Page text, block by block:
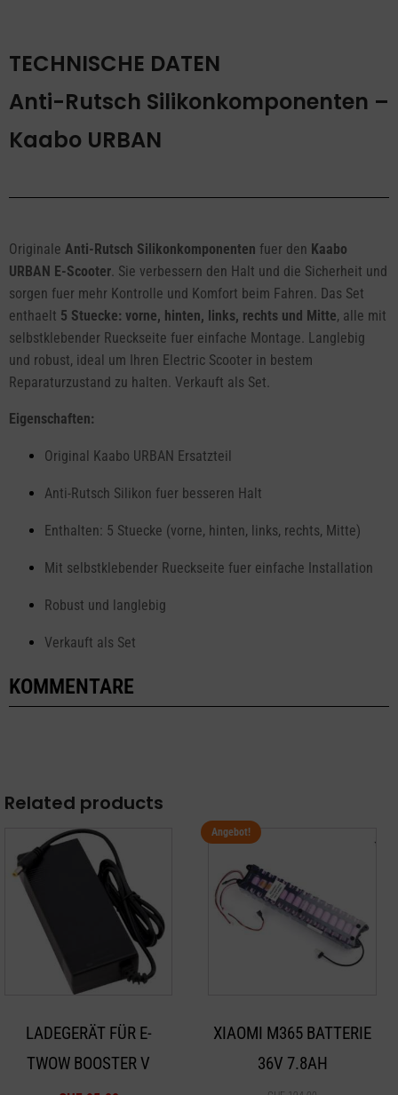
TECHNISCHE DATEN
Anti-Rutsch Silikonkomponenten –
Kaabo URBAN
Originale Anti-Rutsch Silikonkomponenten fuer den Kaabo
URBAN E-Scooter . Sie verbessern den Halt und die Sicherheit und
sorgen fuer mehr Kontrolle und Komfort beim Fahren. Das Set
enthaelt 5 Stuecke: vorne, hinten, links, rechts und Mitte, alle mit
selbstklebender Rueckseite fuer einfache Montage. Langlebig
und robust, ideal um Ihren Electric Scooter in bestem
Reparaturzustand zu halten. Verkauft als Set.
Eigenschaften:
Original Kaabo URBAN Ersatzteil
Anti-Rutsch Silikon fuer besseren Halt
Enthalten: 5 Stuecke (vorne, hinten, links, rechts, Mitte)
Mit selbstklebender Rueckseite fuer einfache Installation
Robust und langlebig
Verkauft als Set
KOMMENTARE
Related products
LADEGERÄT FÜR E-
TWOW BOOSTER V
Angebot!
XIAOMI M365 BATTERIE
36V 7.8AH